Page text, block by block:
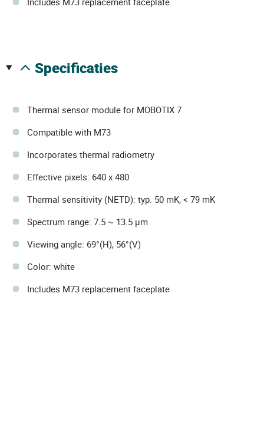
specificaties
Thermal sensor module for MOBOTIX 7
Compatible with M73
Incorporates thermal radiometry
Effective pixels: 640 x 480
Thermal sensitivity (NETD): typ. 50 mK, < 79 mK
Spectrum range: 7.5 ~ 13.5 µm
Viewing angle: 69°(H), 56°(V)
Color: white
Includes M73 replacement faceplate